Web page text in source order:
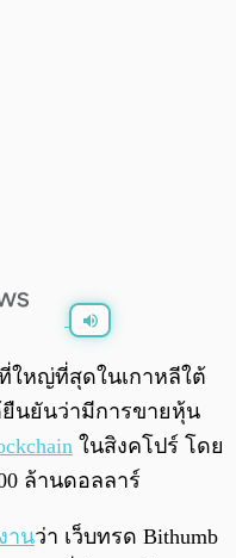
0:00 0:00
ใหญ่ที่สุดในเกาหลีใต้
นยันว่ามีการขายหุ้น
ในสิงคโปร์ โดย
ล้านดอลลาร์
านว่า เว็บทรด Bithumb